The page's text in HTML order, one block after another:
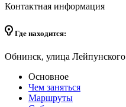
Контактная информация
Где находится:
Обнинск, улица Лейпунского
Основное
Чем заняться
Маршруты